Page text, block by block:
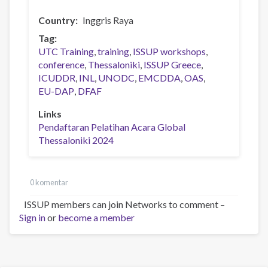
Country
Inggris Raya
Tag
UTC Training training ISSUP workshops
conference Thessaloniki ISSUP Greece
ICUDDR INL UNODC EMCDDA OAS
EU-DAP DFAF
Links
Pendaftaran Pelatihan Acara Global
Thessaloniki 2024
0 komentar
ISSUP members can join Networks to comment –
Sign inor become a member